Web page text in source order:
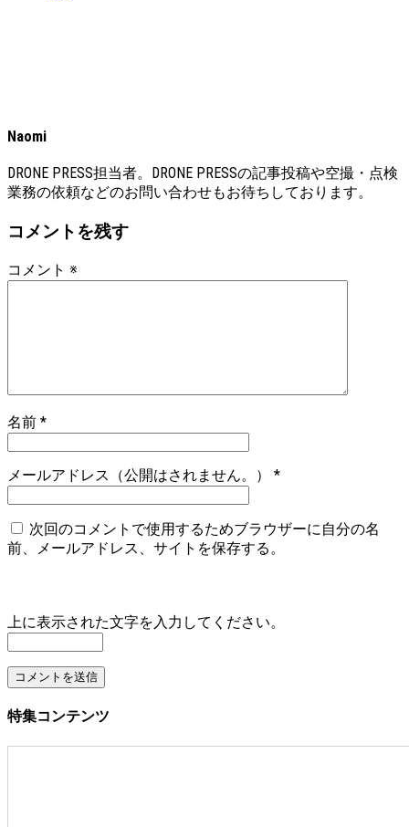
Naomi
DRONE PRESS担当者。DRONE PRESSの記事投稿や空撮・点検
業務の依頼などのお問い合わせもお待ちしております。
コメントを残す
コメント ※
名前 *
メールアドレス（公開はされません。） *
次回のコメントで使用するためブラウザーに自分の名
前、メールアドレス、サイトを保存する。
上に表示された文字を入力してください。
特集コンテンツ